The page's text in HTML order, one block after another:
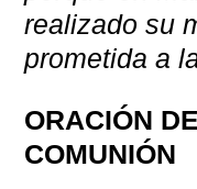
realizado su
prometida a
ORACIÓN
COMUNIÓN